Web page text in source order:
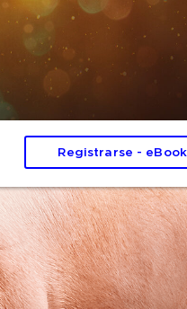
Registrarse -
jóvenes y cerdas